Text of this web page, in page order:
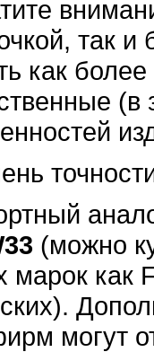
так
как
(в
(можно
марок как
могут